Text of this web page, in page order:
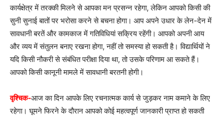
कार्यक्षेत्र में तरक्की मिलने से आपका मन प्रसन्न रहेगा, लेकिन आपको किसी की
सुनी सुनाई बातों पर भरोसा करने से बचना होगा। आप अपने उधार के लेन-देन में
सावधानी बरतें और कामकाज में गतिविधियां सक्रिय रहेंगी। आपको अपनी आय
और व्यय में संतुलन बनाए रखना होगा, नहीं तो समस्या हो सकती है। विद्यार्थियों ने
यदि किसी नौकरी से संबंधित परीक्षा दिया था, तो उसके परिणाम आ सकते हैं।
आपको किसी कानूनी मामले में सावधानी बरतनी होगी।
वृश्चिक-आज का दिन आपके लिए रचनात्मक कार्य से जुड़कर नाम कमाने के लिए
रहेगा। घूमने फिरने के दौरान आपको कोई महत्वपूर्ण जानकारी प्राप्त हो सकती